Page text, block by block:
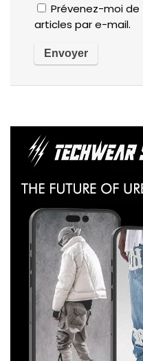
Prévenez-moi de
articles par e-mail.